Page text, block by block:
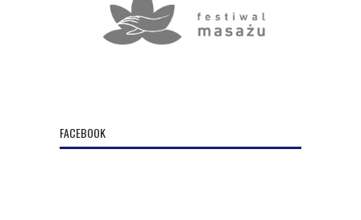
FACEBOOK